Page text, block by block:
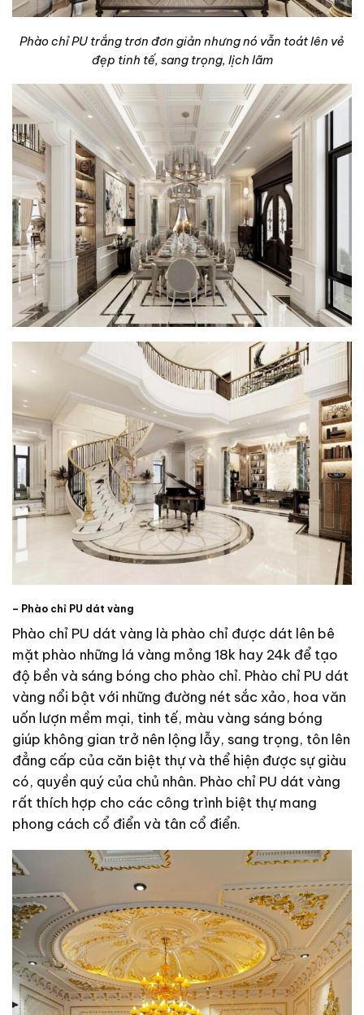
Phào chỉ PU trắng trơn đơn giản nhưng nó vẫn toát lên vẻ
đẹp tinh tế, sang trọng, lịch lãm
– Phào chỉ PU dát vàng
Phào chỉ PU dát vàng là phào chỉ được dát lên bê
mặt phào những lá vàng mỏng 18k hay 24k để tạo
độ bền và sáng bóng cho phào chỉ. Phào chỉ PU dát
vàng nổi bật với những đường nét sắc xảo, hoa văn
uốn lượn mềm mại, tinh tế, màu vàng sáng bóng
giúp không gian trở nên lộng lẫy, sang trọng, tôn lên
đẳng cấp của căn biệt thự và thể hiện được sự giàu
có, quyền quý của chủ nhân. Phào chỉ PU dát vàng
rất thích hợp cho các công trình biệt thự mang
phong cách cổ điển và tân cổ điển.